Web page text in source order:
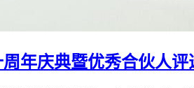
年庆典暨优秀合伙人评